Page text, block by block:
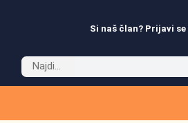
Si naš član? Prijavi se